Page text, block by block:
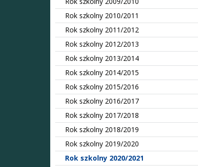
Rok szkolny 2010/2011
Rok szkolny 2011/2012
Rok szkolny 2012/2013
Rok szkolny 2013/2014
Rok szkolny 2014/2015
Rok szkolny 2015/2016
Rok szkolny 2016/2017
Rok szkolny 2017/2018
Rok szkolny 2018/2019
Rok szkolny 2019/2020
Rok szkolny 2020/2021